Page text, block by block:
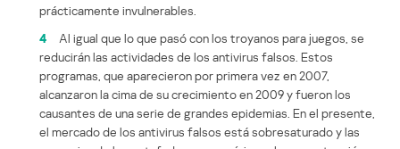
prácticamente invulnerables.
4
Al igual que lo que pasó con los troyanos para juegos, se
reducirán las actividades de los antivirus falsos. Estos
programas, que aparecieron por primera vez en 2007,
alcanzaron la cima de su crecimiento en 2009 y fueron los
causantes de una serie de grandes epidemias. En el presente,
el mercado de los antivirus falsos está sobresaturado y las